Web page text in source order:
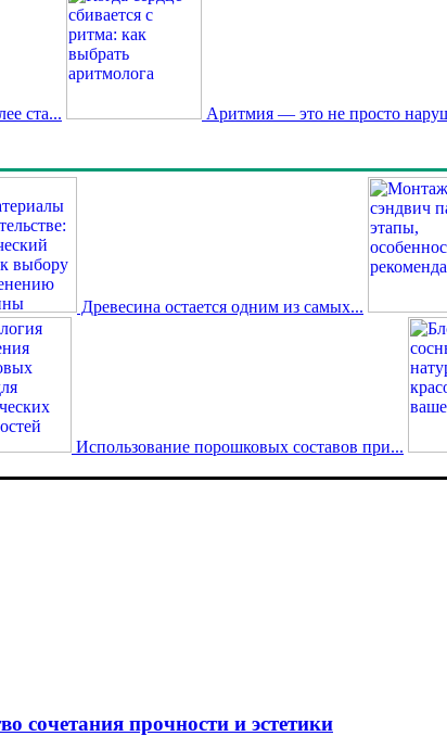
ста...
Аритмия — это не просто
Древесина остается одним из самых...
Использование порошковых составов при...
сочетания прочности и эстетики